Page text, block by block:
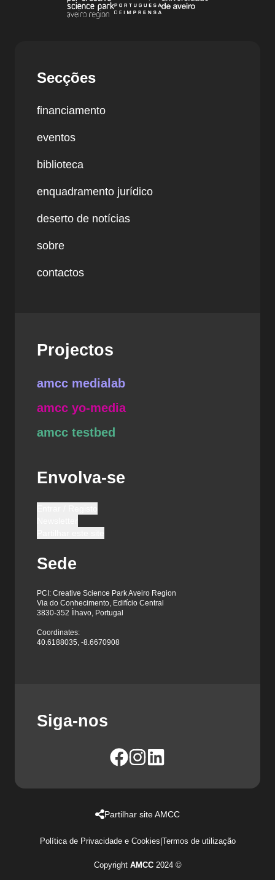
Secções
financiamento
eventos
biblioteca
enquadramento jurídico
deserto de notícias
sobre
contactos
Projectos
amcc medialab
amcc yo-media
amcc testbed
Envolva-se
Sede
PCI: Creative Science Park Aveiro Region
Via do Conhecimento, Edifício Central
3830-352 Ílhavo, Portugal
Coordinates:
40.6188035, -8.6670908
Siga-nos
Partilhar site AMCC
Política de Privacidade e Cookies|Termos de utilização
Copyright AMCC2024 ©